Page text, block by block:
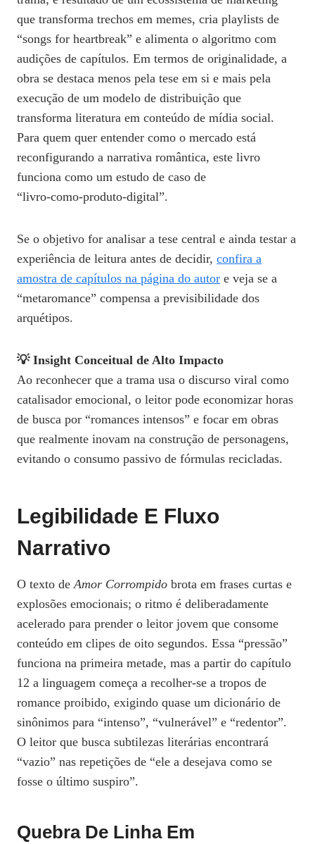
que transforma trechos em memes, cria playlists de
“songs for heartbreak” e alimenta o algoritmo com
audições de capítulos. Em termos de originalidade, a
obra se destaca menos pela tese em si e mais pela
execução de um modelo de distribuição que
transforma literatura em conteúdo de mídia social.
Para quem quer entender como o mercado está
reconfigurando a narrativa romântica, este livro
funciona como um estudo de caso de
“livro‑como‑produto‑digital”.
Se o objetivo for analisar a tese central e ainda testar a
experiência de leitura antes de decidir, confira a
amostra de capítulos na página do autor e veja se a
“metaromance” compensa a previsibilidade dos
arquétipos.
💡 Insight Conceitual de Alto Impacto
Ao reconhecer que a trama usa o discurso viral como
catalisador emocional, o leitor pode economizar horas
de busca por “romances intensos” e focar em obras
que realmente inovam na construção de personagens,
evitando o consumo passivo de fórmulas recicladas.
Legibilidade E Fluxo
Narrativo
O texto deAmor Corrompido brota em frases curtas e
explosões emocionais; o ritmo é deliberadamente
acelerado para prender o leitor jovem que consome
conteúdo em clipes de oito segundos. Essa “pressão”
funciona na primeira metade, mas a partir do capítulo
12 a linguagem começa a recolher-se a tropos de
romance proibido, exigindo quase um dicionário de
sinônimos para “intenso”, “vulnerável” e “redentor”.
O leitor que busca subtilezas literárias encontrará
“vazio” nas repetições de “ele a desejava como se
fosse o último suspiro”.
Quebra De Linha Em